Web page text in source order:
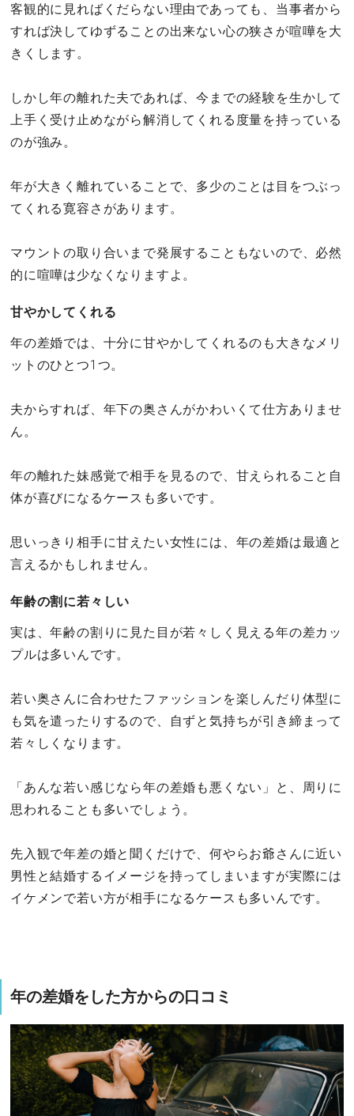
客観的に見ればくだらない理由であっても、当事者から
すれば決してゆずることの出来ない心の狭さが喧嘩を大
きくします。
しかし年の離れた夫であれば、今までの経験を生かして
上手く受け止めながら解消してくれる度量を持っている
のが強み。
年が大きく離れていることで、多少のことは目をつぶっ
てくれる寛容さがあります。
マウントの取り合いまで発展することもないので、必然
的に喧嘩は少なくなりますよ。
甘やかしてくれる
年の差婚では、十分に甘やかしてくれるのも大きなメリ
ットのひとつ1つ。
夫からすれば、年下の奥さんがかわいくて仕方ありませ
ん。
年の離れた妹感覚で相手を見るので、甘えられること自
体が喜びになるケースも多いです。
思いっきり相手に甘えたい女性には、年の差婚は最適と
言えるかもしれません。
年齢の割に若々しい
実は、年齢の割りに見た目が若々しく見える年の差カッ
プルは多いんです。
若い奥さんに合わせたファッションを楽しんだり体型に
も気を遣ったりするので、自ずと気持ちが引き締まって
若々しくなります。
「あんな若い感じなら年の差婚も悪くない」と、周りに
思われることも多いでしょう。
先入観で年差の婚と聞くだけで、何やらお爺さんに近い
男性と結婚するイメージを持ってしまいますが実際には
イケメンで若い方が相手になるケースも多いんです。
年の差婚をした方からの口コミ